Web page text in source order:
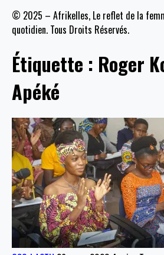
© 2025 – Afrikelles, Le reflet de la
quotidien. Tous Droits Réservés.
Étiquette : Roger
Apéké